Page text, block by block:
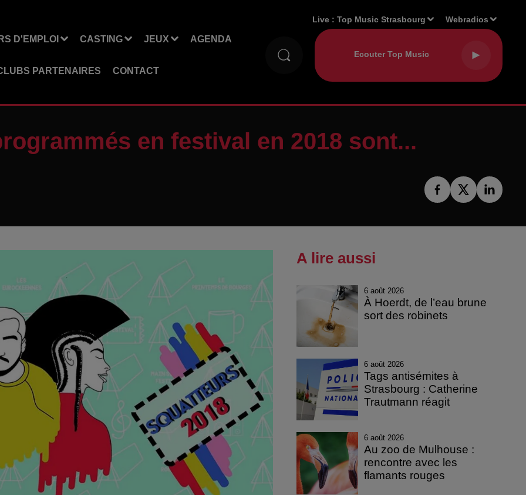
D'EMPLOI CASTING JEUX AGENDA
PARTENAIRES CONTACT
Live :Top Music Strasbourg Webradios
en festival en 2018 sont...
A lire aussi
6 août 2026
À Hoerdt, de l’eau brune
sort des robinets
6 août 2026
Tags antisémites à
Strasbourg : Catherine
Trautmann réagit
6 août 2026
Au zoo de Mulhouse :
rencontre avec les
flamants rouges